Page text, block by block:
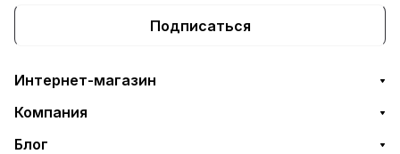
Подписаться
Интернет-магазин
Компания
Блог